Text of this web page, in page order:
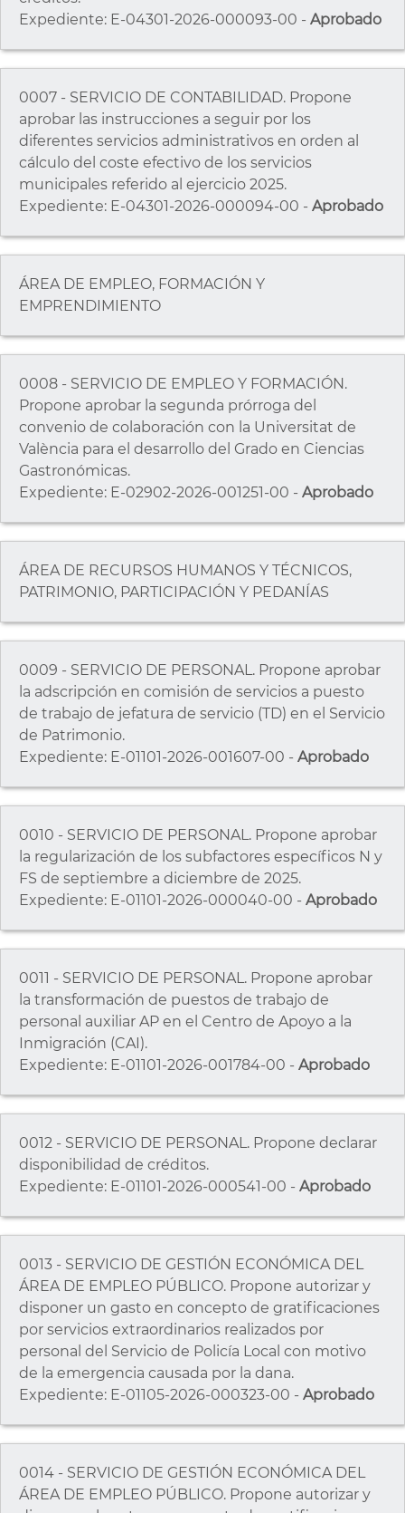
Expediente: E-04301-2026-000093-00 - Aprobado
0007 - SERVICIO DE CONTABILIDAD. Propone
aprobar las instrucciones a seguir por los
diferentes servicios administrativos en orden al
cálculo del coste efectivo de los servicios
municipales referido al ejercicio 2025.
Expediente: E-04301-2026-000094-00 - Aprobado
ÁREA DE EMPLEO, FORMACIÓN Y
EMPRENDIMIENTO
0008 - SERVICIO DE EMPLEO Y FORMACIÓN.
Propone aprobar la segunda prórroga del
convenio de colaboración con la Universitat de
València para el desarrollo del Grado en Ciencias
Gastronómicas.
Expediente: E-02902-2026-001251-00 - Aprobado
ÁREA DE RECURSOS HUMANOS Y TÉCNICOS,
PATRIMONIO, PARTICIPACIÓN Y PEDANÍAS
0009 - SERVICIO DE PERSONAL. Propone aprobar
la adscripción en comisión de servicios a puesto
de trabajo de jefatura de servicio (TD) en el Servicio
de Patrimonio.
Expediente: E-01101-2026-001607-00 - Aprobado
0010 - SERVICIO DE PERSONAL. Propone aprobar
la regularización de los subfactores específicos N y
FS de septiembre a diciembre de 2025.
Expediente: E-01101-2026-000040-00 - Aprobado
0011 - SERVICIO DE PERSONAL. Propone aprobar
la transformación de puestos de trabajo de
personal auxiliar AP en el Centro de Apoyo a la
Inmigración (CAI).
Expediente: E-01101-2026-001784-00 - Aprobado
0012 - SERVICIO DE PERSONAL. Propone declarar
disponibilidad de créditos.
Expediente: E-01101-2026-000541-00 - Aprobado
0013 - SERVICIO DE GESTIÓN ECONÓMICA DEL
ÁREA DE EMPLEO PÚBLICO. Propone autorizar y
disponer un gasto en concepto de gratificaciones
por servicios extraordinarios realizados por
personal del Servicio de Policía Local con motivo
de la emergencia causada por la dana.
Expediente: E-01105-2026-000323-00 - Aprobado
0014 - SERVICIO DE GESTIÓN ECONÓMICA DEL
ÁREA DE EMPLEO PÚBLICO. Propone autorizar y